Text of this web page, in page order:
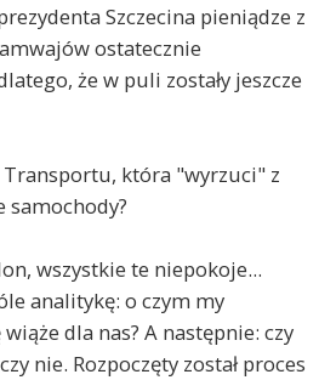
Szczecina pieniądze z
ostatecznie
że w puli zostały jeszcze
Transportu, która "wyrzuci" z
wszystkie te niepokoje...
analitykę: o czym my
dla nas? A następnie: czy
nie. Rozpoczęty został proces